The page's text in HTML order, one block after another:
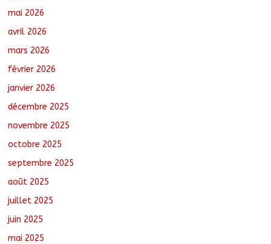
mai 2026
avril 2026
mars 2026
février 2026
janvier 2026
décembre 2025
novembre 2025
octobre 2025
septembre 2025
août 2025
juillet 2025
juin 2025
mai 2025